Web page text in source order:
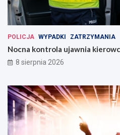
POLICJA WYPADKI ZATRZYMANIA
Nocna kontrola ujawnia
8 sierpnia 2026